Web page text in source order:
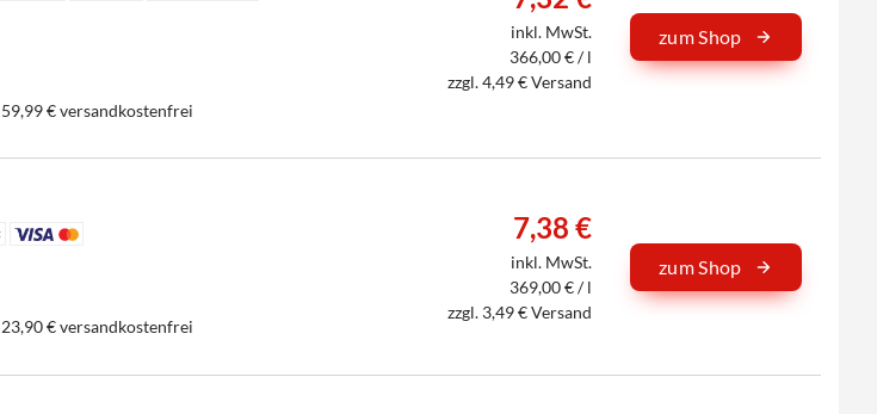
€ versandkostenfrei
inkl. MwSt.
366,00 € / l
zzgl. 4,49 € Versand
zum Shop
€ versandkostenfrei
7,38 €
inkl. MwSt.
369,00 € / l
zzgl. 3,49 € Versand
zum Shop